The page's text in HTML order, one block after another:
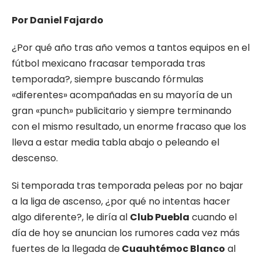
Por Daniel Fajardo
¿Por qué año tras año vemos a tantos equipos en el
fútbol mexicano fracasar temporada tras
temporada?, siempre buscando fórmulas
«diferentes» acompañadas en su mayoría de un
gran «punch» publicitario y siempre terminando
con el mismo resultado, un enorme fracaso que los
lleva a estar media tabla abajo o peleando el
descenso.
Si temporada tras temporada peleas por no bajar
a la liga de ascenso, ¿por qué no intentas hacer
algo diferente?, le diría al Club Puebla cuando el
día de hoy se anuncian los rumores cada vez más
fuertes de la llegada deCuauhtémoc Blanco al